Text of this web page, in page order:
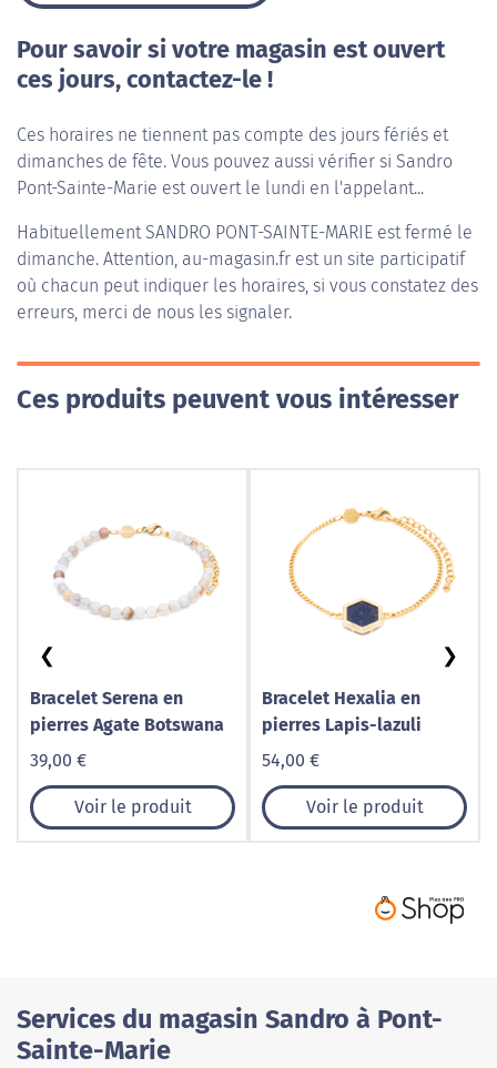
Pour savoir si votre magasin est ouvert
ces jours, contactez-le !
Ces horaires ne tiennent pas compte des jours fériés et
dimanches de fête. Vous pouvez aussi vérifier si Sandro
Pont-Sainte-Marie est ouvert le lundi en l'appelant...
HabituellementSANDRO PONT-SAINTE-MARIE est fermé le
dimanche. Attention, au-magasin.fr est un site participatif
où chacun peut indiquer les horaires, si vous constatez des
erreurs, merci de nous les signaler.
Ces produits peuvent vous intéresser
Bracelet Serena en
pierres Agate Botswana
39,00 €
Voir le produit
Bracelet Hexalia en
pierres Lapis-lazuli
54,00 €
Voir le produit
❮ ❯
Services du magasin Sandro à Pont-
Sainte-Marie